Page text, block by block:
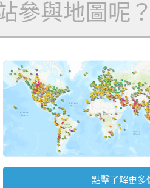
參與地圖呢？
點擊了解更多